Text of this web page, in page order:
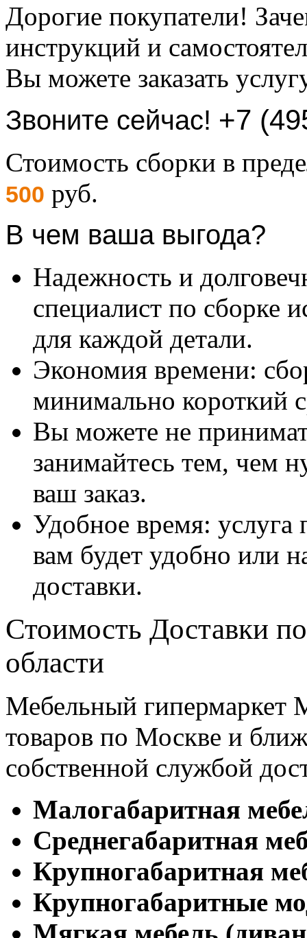
Дорогие покупатели!
инструкций и
Вы можете заказать
Звоните сейчас! +7
Стоимость сборки в
500 руб.
В чем ваша выгода?
Надежность и
специалист по сборке
для каждой детали.
Экономия времени:
минимально короткий
Вы можете не
занимайтесь тем, чем
ваш заказ.
Удобное время: услуга
вам будет удобно или
доставки.
Стоимость Доставки
области
Мебельный гипермаркет
товаров по Москве и
собственной службой
Малогабаритная
Cреднегабаритная
Крупногабаритная
Крупногабаритные